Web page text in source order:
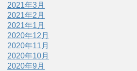
2021年3月
2021年2月
2021年1月
2020年12月
2020年11月
2020年10月
2020年9月